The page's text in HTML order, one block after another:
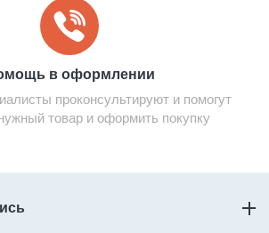
в оформлении
проконсультируют и помогут
товар и оформить покупку